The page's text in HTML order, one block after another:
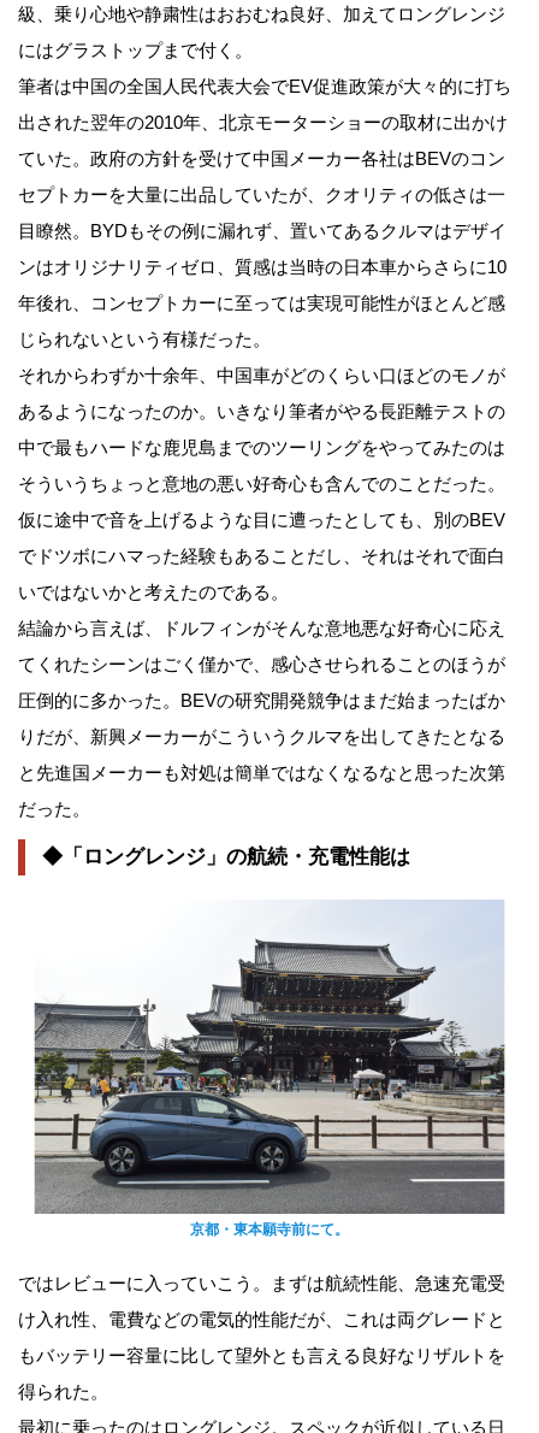
級、乗り心地や静粛性はおおむね良好、加えてロングレンジ
にはグラストップまで付く。
筆者は中国の全国人民代表大会でEV促進政策が大々的に打ち
出された翌年の2010年、北京モーターショーの取材に出かけ
ていた。政府の方針を受けて中国メーカー各社はBEVのコン
セプトカーを大量に出品していたが、クオリティの低さは一
目瞭然。BYDもその例に漏れず、置いてあるクルマはデザイ
ンはオリジナリティゼロ、質感は当時の日本車からさらに10
年後れ、コンセプトカーに至っては実現可能性がほとんど感
じられないという有様だった。
それからわずか十余年、中国車がどのくらい口ほどのモノが
あるようになったのか。いきなり筆者がやる長距離テストの
中で最もハードな鹿児島までのツーリングをやってみたのは
そういうちょっと意地の悪い好奇心も含んでのことだった。
仮に途中で音を上げるような目に遭ったとしても、別のBEV
でドツボにハマった経験もあることだし、それはそれで面白
いではないかと考えたのである。
結論から言えば、ドルフィンがそんな意地悪な好奇心に応え
てくれたシーンはごく僅かで、感心させられることのほうが
圧倒的に多かった。BEVの研究開発競争はまだ始まったばか
りだが、新興メーカーがこういうクルマを出してきたとなる
と先進国メーカーも対処は簡単ではなくなるなと思った次第
だった。
◆「ロングレンジ」の航続・充電性能は
京都・東本願寺前にて。
ではレビューに入っていこう。まずは航続性能、急速充電受
け入れ性、電費などの電気的性能だが、これは両グレードと
もバッテリー容量に比して望外とも言える良好なリザルトを
得られた。
最初に乗ったのはロングレンジ。スペックが近似している日